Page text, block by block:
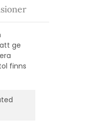
ge
finns